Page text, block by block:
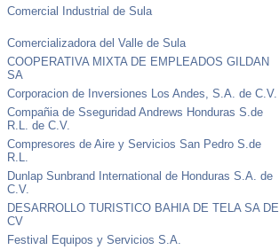
Comercial Industrial de Sula
Comercializadora del Valle de Sula
COOPERATIVA MIXTA DE EMPLEADOS GILDAN
SA
Corporacion de Inversiones Los Andes, S.A. de C.V.
Compañia de Sseguridad Andrews Honduras S.de
R.L. de C.V.
Compresores de Aire y Servicios San Pedro S.de
R.L.
Dunlap Sunbrand International de Honduras S.A. de
C.V.
DESARROLLO TURISTICO BAHIA DE TELA SA DE
CV
Festival Equipos y Servicios S.A.